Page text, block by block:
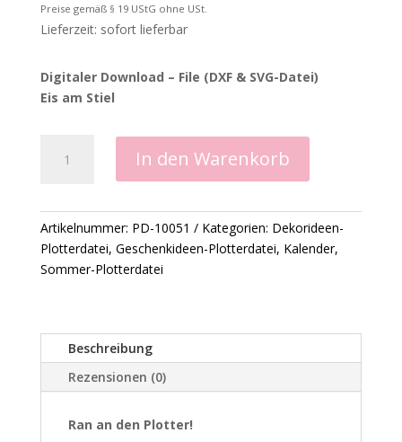
Preise gemäß § 19 UStG ohne USt.
Lieferzeit: sofort lieferbar
Digitaler Download – File (DXF & SVG-Datei)
Eis am Stiel
Plotterdatei
Menge
In den Warenkorb
Artikelnummer: PD-10051 Kategorien: Dekorideen-
Plotterdatei, Geschenkideen-Plotterdatei, Kalender,
Sommer-Plotterdatei
Beschreibung
Rezensionen (0)
Ran an den Plotter!